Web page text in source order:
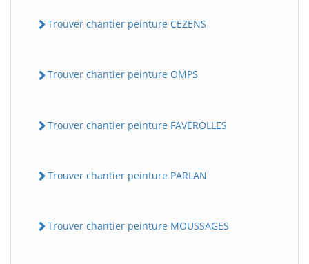
Trouver chantier peinture CEZENS
Trouver chantier peinture OMPS
Trouver chantier peinture FAVEROLLES
Trouver chantier peinture PARLAN
Trouver chantier peinture MOUSSAGES